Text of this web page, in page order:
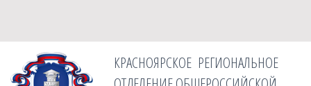
КРАСНОЯРСКОЕ РЕГИОНАЛЬНОЕ